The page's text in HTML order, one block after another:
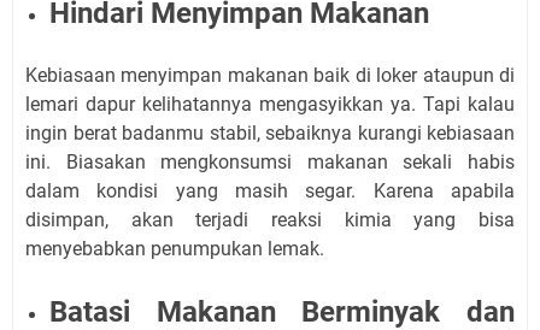
Hindari Menyimpan Makanan
Kebiasaan menyimpan makanan baik di loker ataupun di
lemari dapur kelihatannya mengasyikkan ya. Tapi kalau
ingin berat badanmu stabil, sebaiknya kurangi kebiasaan
ini. Biasakan mengkonsumsi makanan sekali habis
dalam kondisi yang masih segar. Karena apabila
disimpan, akan terjadi reaksi kimia yang bisa
menyebabkan penumpukan lemak.
Batasi Makanan Berminyak dan